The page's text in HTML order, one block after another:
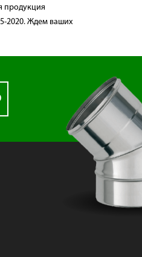
продукция
2020. Ждем ваших